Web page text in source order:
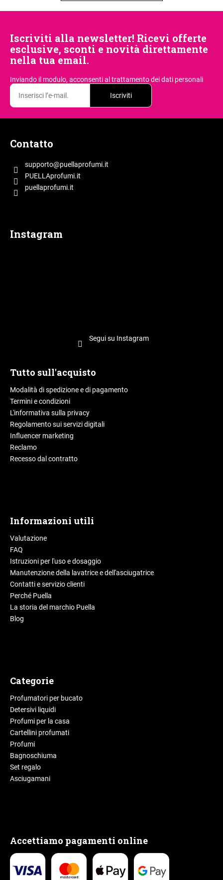
i
Iscriviti alla newsletter! Ricevi offerte
esclusive, sconti e novità direttamente
nella tua email.
Inviando il modulo, acconsential trattamento dei dati personali
Iscriviti
Contatto
supporto@puellaprofumi.it
PUELLAprofumi.it
puellaprofumi.it
Instagram
Segui su Instagram
Tutto sull'acquisto
Modalità di spedizione e di pagamento
Termini e condizioni
L'informativa sulla privacy
Regolamento sui servizi digitali
Influencer marketing
Reclamo
Recesso dal contratto
Informazioni utili
Valutazione
FAQ
Istruzioni per l'uso e dosaggio
Manutenzione della lavatrice e dell'asciugatrice
Contatti e servizio clienti
Perché Puella
La storia del marchio Puella
Blog
Categorie
Profumatori per bucato
Detersivi liquidi
Profumi per la casa
Cartellini profumati
Profumi
Bagnoschiuma
Set regalo
Asciugamani
Accettiamo pagamenti online